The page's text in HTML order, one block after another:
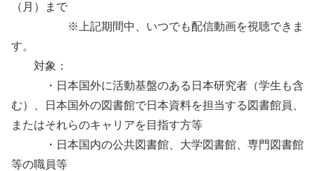
（月）まで
※上記期間中、いつでも配信動画を視聴できま
す。
対象：
・日本国外に活動基盤のある日本研究者（学生も含
む）、日本国外の図書館で日本資料を担当する図書館員、
またはそれらのキャリアを目指す方等
・日本国内の公共図書館、大学図書館、専門図書館
等の職員等